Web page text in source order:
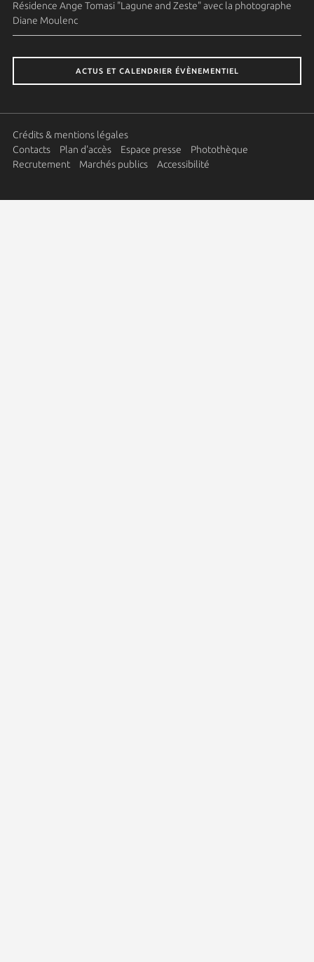
Résidence Ange Tomasi "Lagune and Zeste" avec la photographe
Diane Moulenc
ACTUS ET CALENDRIER ÉVÈNEMENTIEL
Crédits & mentions légales
Contacts
Plan d'accès Espace presse
Photothèque
Recrutement
Marchés publics Accessibilité